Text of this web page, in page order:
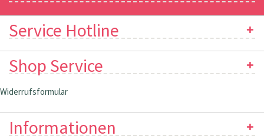
Service Hotline
Shop Service
Widerrufsformular
Informationen